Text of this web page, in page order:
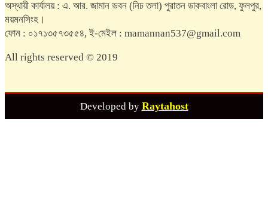
অস্থায়ী কার্যালয় : এ. আর. জামান ভবন (নিচ তলা) পুরাতন ডাকবাংলা রোড, ফুলপুর,
ময়মনসিংহ।
ফোন : ০১৭১৩৫৭৩৫৫৪, ই-মেইল : mamannan537@gmail.com
All rights reserved © 2019
Developed by Raytahost